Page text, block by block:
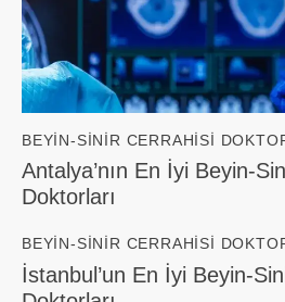
BEYIN-SINIR CERRAHISI
Antalya’nın En İyi Beyin-
Doktorları
BEYIN-SINIR CERRAHISI
İstanbul’un En İyi Beyin-